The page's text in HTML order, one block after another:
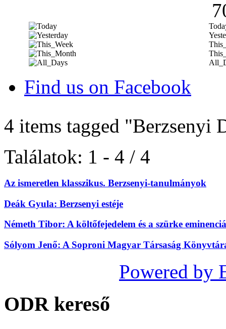
Find us on Facebook
4 items tagged "Berzsenyi
Találatok: 1 - 4 / 4
Az ismeretlen klasszikus. Berzsenyi-tanulmányok
Deák Gyula: Berzsenyi estéje
Németh Tibor: A költőfejedelem és a szürke
Sólyom Jenő: A Soproni Magyar Társaság
Powered by
ODR kereső